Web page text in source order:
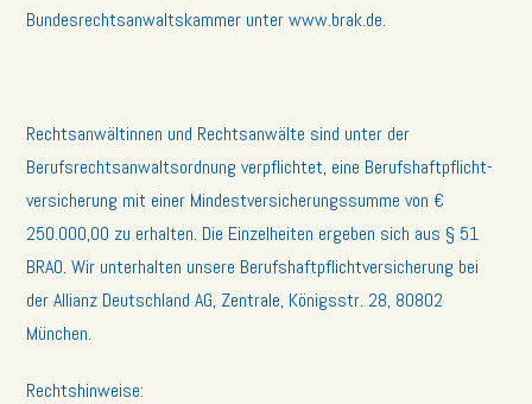
Bundesrechtsanwaltskammer unter www.brak.de.
Rechtsanwältinnen und Rechtsanwälte sind unter der
Berufsrechtsanwaltsordnung verpflichtet, eine Berufshaftpflicht-
versicherung mit einer Mindestversicherungssumme von €
250.000,00 zu erhalten. Die Einzelheiten ergeben sich aus § 51
BRAO. Wir unterhalten unsere Berufshaftpflichtversicherung bei
der Allianz Deutschland AG, Zentrale, Königsstr. 28, 80802
München.
Rechtshinweise: